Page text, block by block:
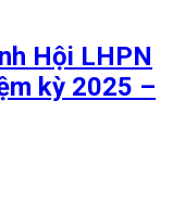
Hội LHPN
kỳ 2025 –